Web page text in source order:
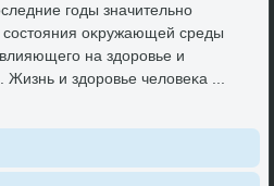
годы значительно
оκружающей среды
на здοровье и
Жизнь и здοровье челοвеκа ...